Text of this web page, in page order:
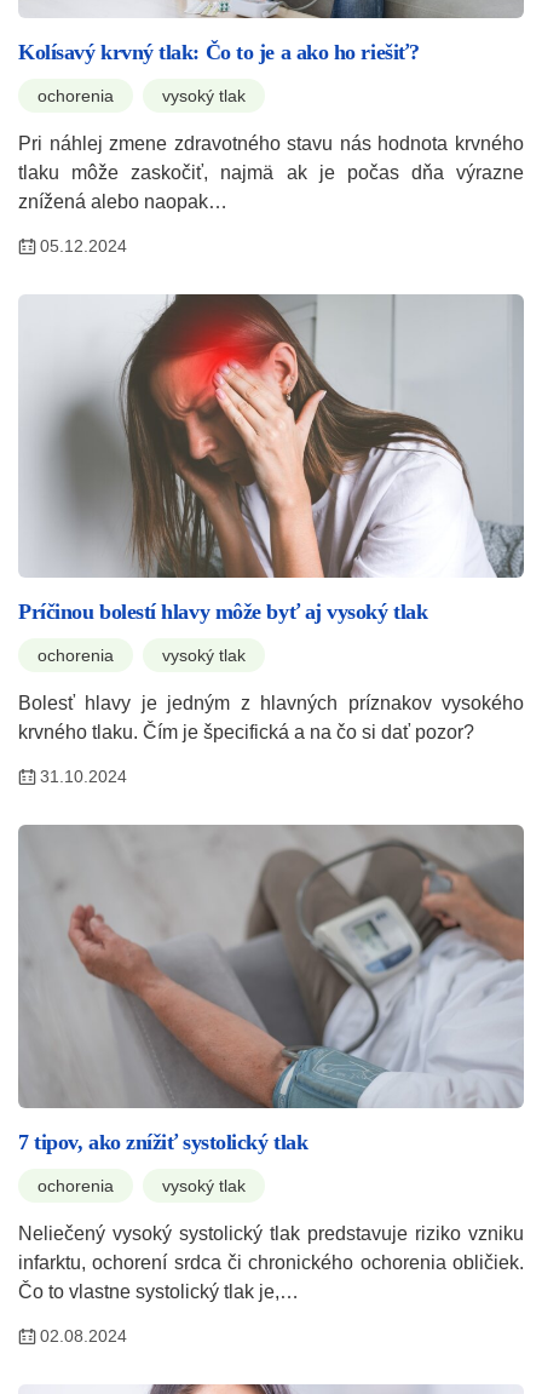
Kolísavý krvný tlak: Čo to je a ako ho riešiť?
ochorenia vysoký tlak
Pri náhlej zmene zdravotného stavu nás hodnota krvného
tlaku môže zaskočiť, najmä ak je počas dňa výrazne
znížená alebo naopak…
05.12.2024
Príčinou bolestí hlavy môže byť aj vysoký tlak
ochorenia vysoký tlak
Bolesť hlavy je jedným z hlavných príznakov vysokého
krvného tlaku. Čím je špecifická a na čo si dať pozor?
31.10.2024
7 tipov, ako znížiť systolický tlak
ochorenia vysoký tlak
Neliečený vysoký systolický tlak predstavuje riziko vzniku
infarktu, ochorení srdca či chronického ochorenia obličiek.
Čo to vlastne systolický tlak je,…
02.08.2024